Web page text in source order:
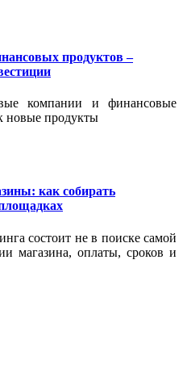
продуктов –
компании и финансовые
новые продукты
как собирать
состоит не в поиске самой
магазина, оплаты, сроков и